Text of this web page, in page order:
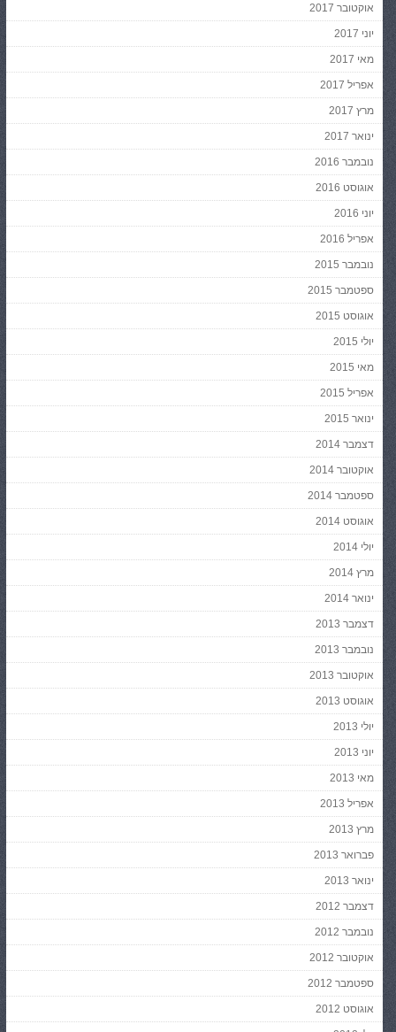
אוקטובר 2017
יוני 2017
מאי 2017
אפריל 2017
מרץ 2017
ינואר 2017
נובמבר 2016
אוגוסט 2016
יוני 2016
אפריל 2016
נובמבר 2015
ספטמבר 2015
אוגוסט 2015
יולי 2015
מאי 2015
אפריל 2015
ינואר 2015
דצמבר 2014
אוקטובר 2014
ספטמבר 2014
אוגוסט 2014
יולי 2014
מרץ 2014
ינואר 2014
דצמבר 2013
נובמבר 2013
אוקטובר 2013
אוגוסט 2013
יולי 2013
יוני 2013
מאי 2013
אפריל 2013
מרץ 2013
פברואר 2013
ינואר 2013
דצמבר 2012
נובמבר 2012
אוקטובר 2012
ספטמבר 2012
אוגוסט 2012